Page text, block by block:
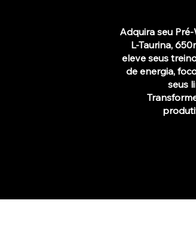
Adquira seu
L-Taurina,
eleve seus
de energia,
seus